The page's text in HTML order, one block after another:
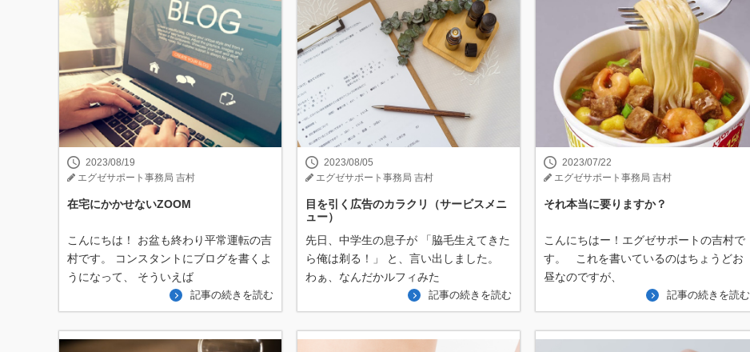
2023/08/19
エグゼサポート事務局 吉村
在宅にかかせないZOOM
こんにちは！ お盆も終わり平常運転の吉
村です。 コンスタントにブログを書くよ
うになって、 そういえば
記事の続きを読む
2023/08/05
エグゼサポート事務局 吉村
目を引く広告のカラクリ（サービスメニ
ュー）
先日、中学生の息子が 「脇毛生えてきた
ら俺は剃る！」 と、言い出しました。
わぁ、なんだかルフィみた
記事の続きを読む
2023/07/22
エグゼサポート事務局 吉村
それ本当に要りますか？
こんにちはー！エグゼサポートの吉村で
す。 これを書いているのはちょうどお
昼なのですが、
記事の続きを読む